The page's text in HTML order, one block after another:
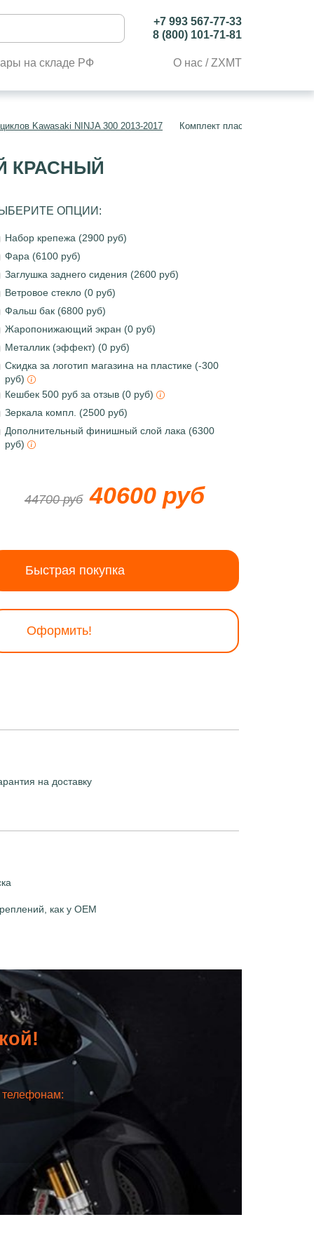
+7 993 567-77-33
8 (800) 101-71-81
на складе РФ О нас / ZXMT
Kawasaki NINJA 300 2013-2017 Комплект пластика Kawasaki
КРАСНЫЙ
ОПЦИИ:
Набор крепежа (2900 руб)
Фара (6100 руб)
Заглушка заднего сидения (2600 руб)
Ветровое стекло (0 руб)
Фальш бак (6800 руб)
Жаропонижающий экран (0 руб)
Металлик (эффект) (0 руб)
Скидка за логотип магазина на пластике (-300
руб)
Кешбек 500 руб за отзыв (0 руб)
Зеркала компл. (2500 руб)
Дополнительный финишный слой лака (6300
руб)
44700 руб 40600 руб
Быстрая покупка
Оформить!
на доставку
как у OEM
телефонам: